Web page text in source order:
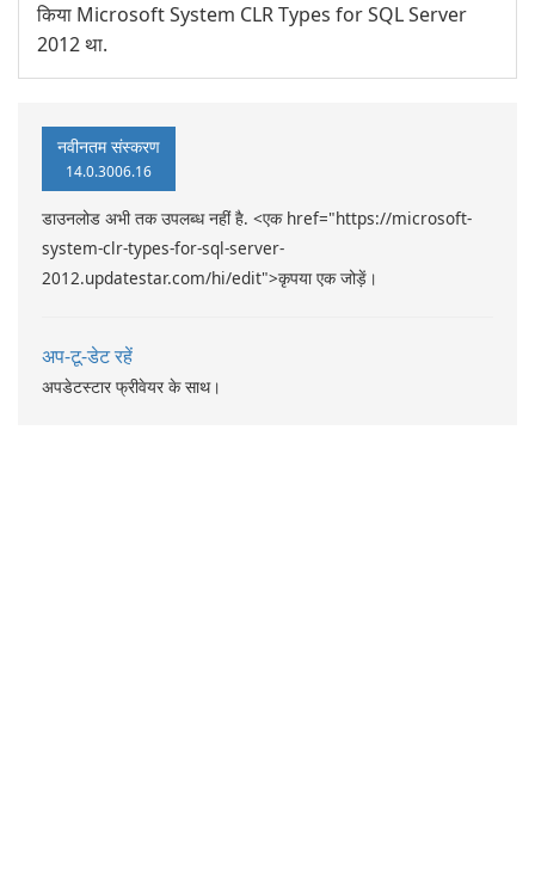
किया Microsoft System CLR Types for SQL Server
2012 था.
नवीनतम संस्करण
14.0.3006.16
डाउनलोड अभी तक उपलब्ध नहीं है. <एक href="https://microsoft-
system-clr-types-for-sql-server-
2012.updatestar.com/hi/edit">कृपया एक जोड़ें।
अप-टू-डेट रहें
अपडेटस्टार फ्रीवेयर के साथ।